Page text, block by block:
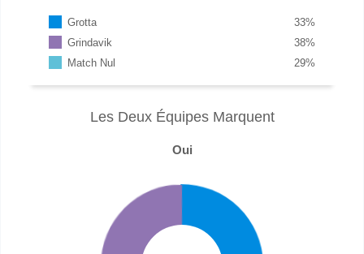
Grotta %
33
Grindavik
%
38
Match Nul
%
29
Les Deux Équipes Marquent
Oui